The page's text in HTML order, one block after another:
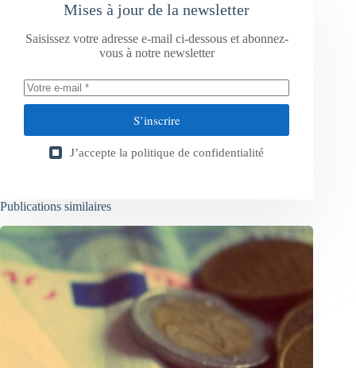
Mises à jour de la newsletter
Saisissez votre adresse e-mail ci-dessous et abonnez-
vous à notre newsletter
S’inscrire
J’accepte la politique de confidentialité
Publications similaires